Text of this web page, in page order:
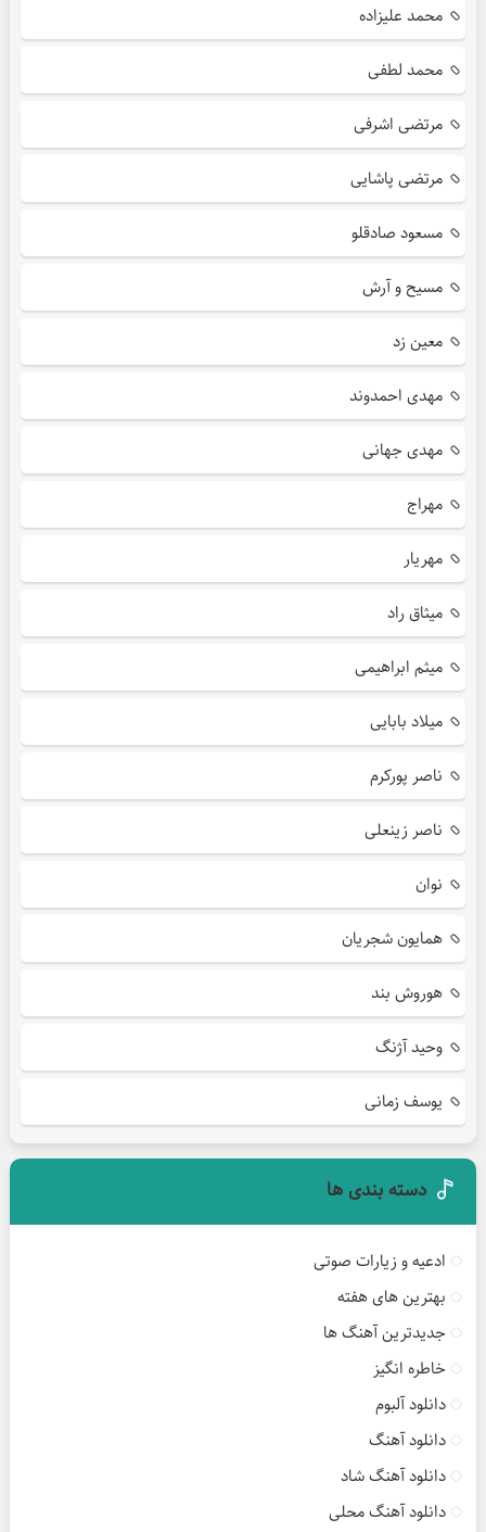
محمد علیزاده
محمد لطفی
مرتضی اشرفی
مرتضی پاشایی
مسعود صادقلو
مسیح و آرش
معین زد
مهدی احمدوند
مهدی جهانی
مهراج
مهریار
میثاق راد
میثم ابراهیمی
میلاد بابایی
ناصر پورکرم
ناصر زینعلی
نوان
همایون شجریان
هوروش بند
وحید آژنگ
یوسف زمانی
دسته بندی ها
ادعیه و زیارات صوتی
بهترین های هفته
جدیدترین آهنگ ها
خاطره انگیز
دانلود آلبوم
دانلود آهنگ
دانلود آهنگ شاد
دانلود آهنگ محلی